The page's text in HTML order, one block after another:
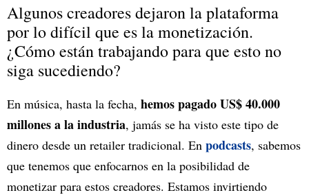
Algunos creadores dejaron la plataforma
por lo difícil que es la monetización.
¿Cómo están trabajando para que esto no
siga sucediendo?
En música, hasta la fecha, hemos pagado US$ 40.000
millones a la industria, jamás se ha visto este tipo de
dinero desde un retailer tradicional. En podcasts, sabemos
que tenemos que enfocarnos en la posibilidad de
monetizar para estos creadores. Estamos invirtiendo